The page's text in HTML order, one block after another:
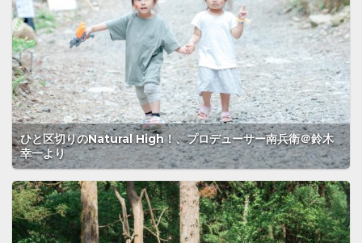
ひと区切りのNatural High！、プロデューサー南兵衛＠鈴木
幸一より